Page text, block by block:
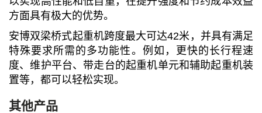
方面具有极大的优势。
安博双梁桥式起重机跨度最大可达42米，并具有满足
特殊要求所需的多功能性。例如，更快的长行程速
度、维护平台、带走台的起重机单元和辅助起重机装
置等，都可以轻松实现。
其他产品